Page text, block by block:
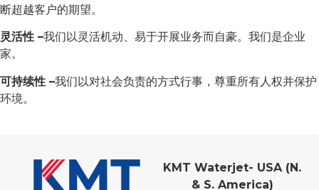
断超越客户的期望。
灵活性 –我们以灵活机动、易于开展业务而自豪。我们是企业
家。
可持续性 –我们以对社会负责的方式行事，尊重所有人权并保护
环境。
KMT Waterjet- USA (N.
& S. America)